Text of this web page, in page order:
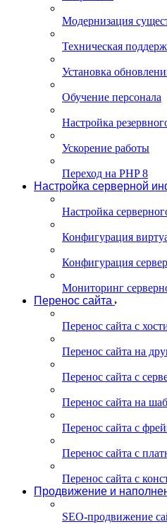
Модернизация
Техническая
Установка
Обучение персонала
Настройка
Ускорение работы
Переход на PHP 8
Настройка серверной
Настройка
Конфигурация
Конфигурация
Мониторинг
Перенос сайта
Перенос сайта с
Перенос сайта на
Перенос сайта с
Перенос сайта на
Перенос сайта с
Перенос сайта с
Перенос сайта с
Продвижение и
SEO-продвижение